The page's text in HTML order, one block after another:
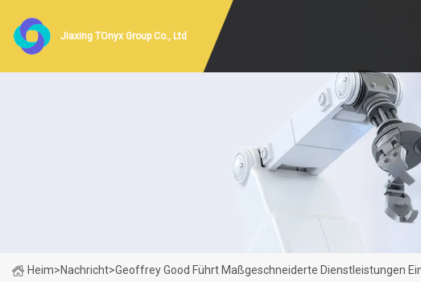
Jiaxing TOnyx Group Co., Ltd
Heim>Nachricht>Geoffrey Good Führt Maßgeschneiderte Dienstleistungen